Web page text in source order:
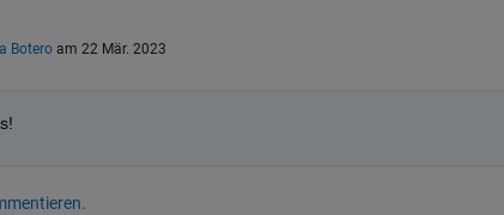
Botero am 22 Mär. 2023